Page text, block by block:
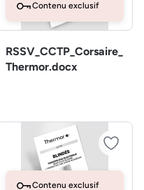
Contenu exclusif
RSSV_CCTP_Corsaire_
Thermor.docx
Contenu exclusif